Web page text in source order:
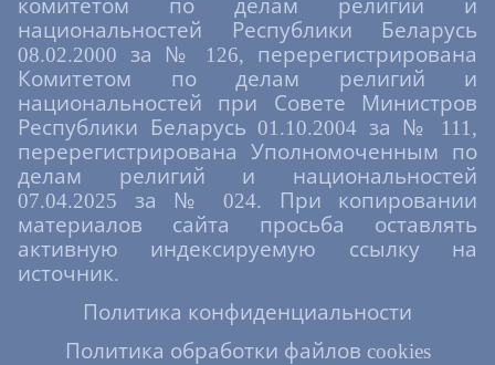
комитетом по делам религий и
национальностей Республики Беларусь
08.02.2000 за № 126, перерегистрирована
Комитетом по делам религий и
национальностей при Совете Министров
Республики Беларусь 01.10.2004 за № 111,
перерегистрирована Уполномоченным по
делам религий и национальностей
07.04.2025 за № 024. При копировании
материалов сайта просьба оставлять
активную индексируемую ссылку на
источник.
Политика конфиденциальности
Политика обработки файлов cookies